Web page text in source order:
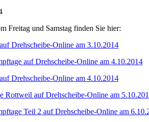
Freitag und Samstag finden Sie hier:
Drehscheibe-Online am 3.10.2014
auf Drehscheibe-Online am 4.10.2014
Drehscheibe-Online am 4.10.2014
Rottweil auf Drehscheibe-Online am
Teil 2 auf Drehscheibe-Online am